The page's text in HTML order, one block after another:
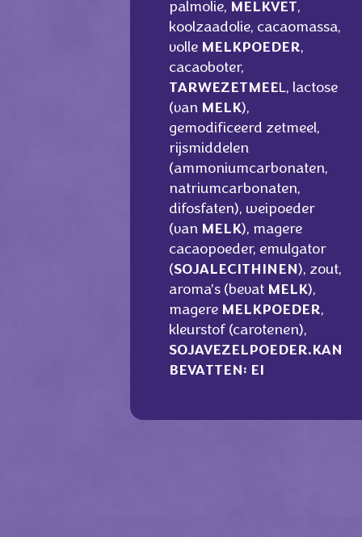
palmolie, MELKVET,
koolzaadolie, cacaomassa,
volle MELKPOEDER,
cacaoboter,
TARWEZETMEEL, lactose
(van MELK),
gemodificeerd zetmeel,
rijsmiddelen
(ammoniumcarbonaten,
natriumcarbonaten,
difosfaten), weipoeder
(van MELK), magere
cacaopoeder, emulgator
(SOJALECITHINEN ), zout,
aroma's (bevat MELK),
magere MELKPOEDER,
kleurstof (carotenen),
SOJAVEZELPOEDER.KAN
BEVATTEN: EI